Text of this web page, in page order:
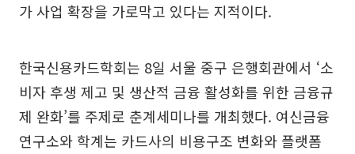
가 사업 확장을 가로막고 있다는 지적이다.
한국신용카드학회는 8일 서울 중구 은행회관에서 ‘소
비자 후생 제고 및 생산적 금융 활성화를 위한 금융규
제 완화’를 주제로 춘계세미나를 개최했다. 여신금융
연구소와 학계는 카드사의 비용구조 변화와 플랫폼